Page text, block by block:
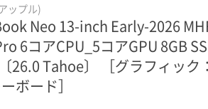
ップル)
Neo 13-inch Early-2026
6コアCPU_5コアGPU 8GB
26.0 Tahoe〕 ［グラフィック
ボード］